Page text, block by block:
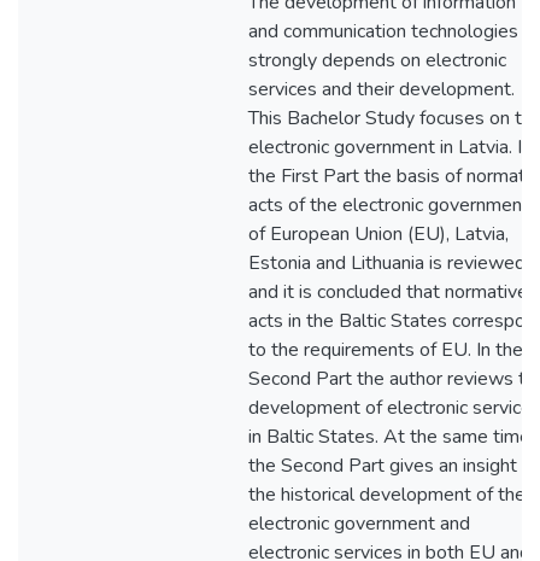
and communication technologies
strongly depends on electronic
services and their development.
This Bachelor Study focuses on
electronic government in Latvia. In
the First Part the basis of
acts of the electronic government
of European Union (EU), Latvia,
Estonia and Lithuania is reviewed
and it is concluded that normative
acts in the Baltic States
to the requirements of EU. In the
Second Part the author reviews
development of electronic services
in Baltic States. At the same time
the Second Part gives an insight in
the historical development of the
electronic government and
electronic services in both EU and